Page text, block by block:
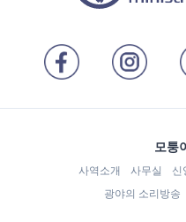
모퉁
사역소개 사무실 신
광야의 소리방송